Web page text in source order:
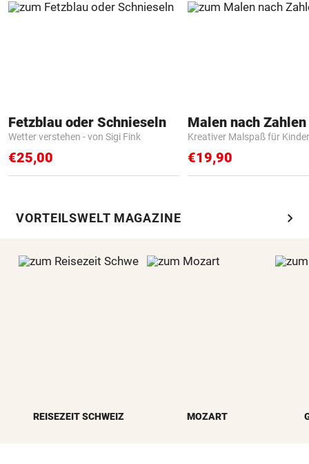
Fetzblau oder Schnieseln
Wetter verstehen - von Sigi Fink
€25,00
Kreativer Malspaß für Kinder
€19,90
VORTEILSWELT MAGAZINE chevron_right
REISEZEIT SCHWEIZ MOZART